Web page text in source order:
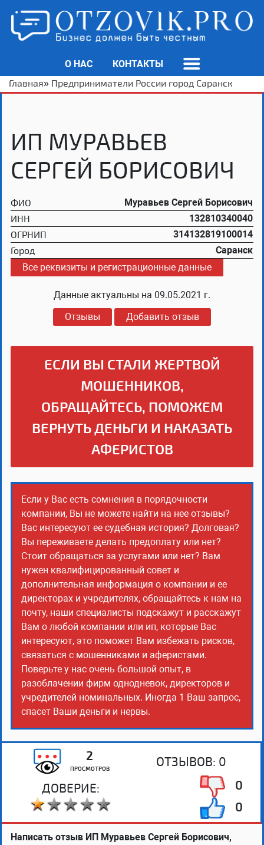
О НАС
КОНТАКТЫ
Главная» Предприниматели России город Саранск
ИП МУРАВЬЕВ
СЕРГЕЙ БОРИСОВИЧ
ФИО
Муравьев Сергей Борисович
ИНН
132810340040
ОГРНИП
314132819100014
Город
Саранск
Все реквизиты и регистрационные данные
Данные актуальны на 09.05.2021 г.
Отзывы
Добавить отзыв
ЕСЛИ ВЫ СТАЛИ ЖЕРТВОЙ
МОШЕННИКОВ,
ОБРАЩАЙТЕСЬ, ПОМОЖЕМ
ВЕРНУТЬ ДЕНЬГИ И НАКАЗАТЬ
АФЕРИСТОВ
Если у Вас есть сомнения в порядочности
компании, Вы не можете найти на нее отзывы?
Вас интересуют ее судебная история? Долговая?
Вы переживаете делать предоплату или нет?
Стоит обращаться за услугами или нет? Вам
нужен квалифицированный совет и
дополнительная информация о компании и ее
директорах и учредителях, обращайтесь к нам на
почту, наши специалисты подскажут и расскажут
Вам о любой компании или ип, которые Вас
интересуют, это поможет Вам избежать рисков,
связаться с мошенниками и аферистами.
Поверьте у нас очень большой опыт, в
разоблачении фирм однодневок, директоров и
учредителей номинальных. Иногда 1 Ваш запрос,
спасет Ваши деньги и нервы.
2
ПРОСМОТРОВ
ОТЗЫВОВ: 0
ДОВЕРИЕ:
0
0
Написать отзыв ИП Муравьев Сергей Борисович,